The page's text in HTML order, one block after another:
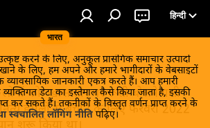
भारत
हिन्दी
करने के लिए, अनुकूल प्रासंगिक समाचार उत्पादों
के लिए, हम अपने और हमारे भागीदारों के वेबसाइटों
जानकारी एकत्र करते हैं। आप हमारी
डेटा का इस्तेमाल कैसे किया जाता है, इसकी
कर सकते हैं। तकनीकों के विस्तृत वर्णन प्राप्त करने के
स्वचालित लॉगिंग नीति पढ़िए।
को, खास तौर पर रूसी बोलनेवाली
हमलों से बचाने के लिए फरवरी 2022